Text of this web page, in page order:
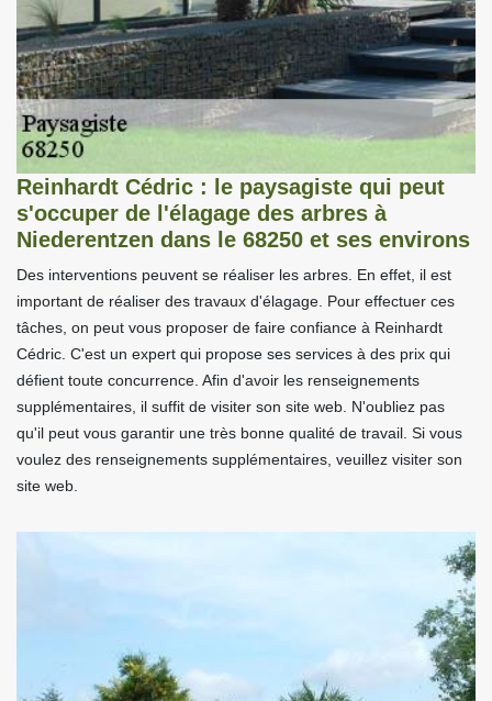
Reinhardt Cédric : le paysagiste qui peut
s'occuper de l'élagage des arbres à
Niederentzen dans le 68250 et ses environs
Des interventions peuvent se réaliser les arbres. En effet, il est
important de réaliser des travaux d'élagage. Pour effectuer ces
tâches, on peut vous proposer de faire confiance à Reinhardt
Cédric. C'est un expert qui propose ses services à des prix qui
défient toute concurrence. Afin d'avoir les renseignements
supplémentaires, il suffit de visiter son site web. N'oubliez pas
qu'il peut vous garantir une très bonne qualité de travail. Si vous
voulez des renseignements supplémentaires, veuillez visiter son
site web.